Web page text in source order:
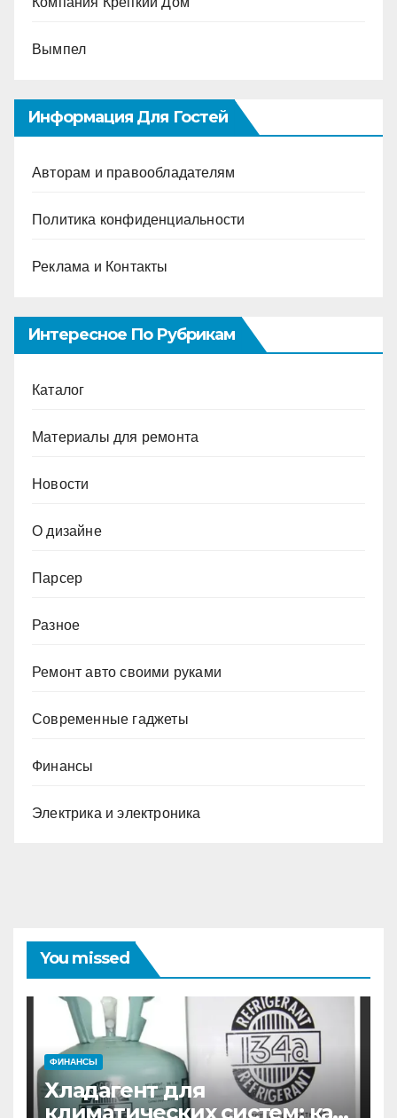
Вымпел
Информация Для Гостей
Авторам и правообладателям
Политика конфиденциальности
Реклама и Контакты
Интересное По Рубрикам
Каталог
Материалы для ремонта
Новости
О дизайне
Парсер
Разное
Ремонт авто своими руками
Современные гаджеты
Финансы
Электрика и электроника
You missed
ФИНАНСЫ
Хладагент для
климатических систем: как